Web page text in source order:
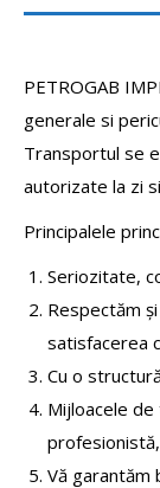
PETROGAB
generale si
Transportul se
autorizate la zi
Principalele
Seriozitate,
Respectăm
satisfacerea
Cu o
Mijloacele
Vă garantăm